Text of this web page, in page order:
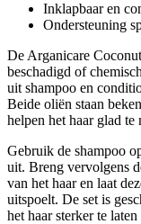
Inklapbaar en
Ondersteuning
De Arganicare
beschadigd of
uit shampoo en
Beide oliën staan
helpen het haar glad te
Gebruik de shampoo
uit. Breng vervolgens
van het haar en laat
uitspoelt. De set is
het haar sterker te